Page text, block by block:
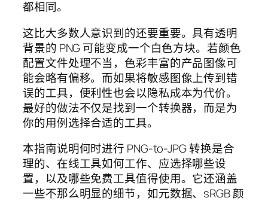
都相同。
这比大多数人意识到的还要重要。具有透明
背景的 PNG 可能变成一个白色方块。若颜色
配置文件处理不当，色彩丰富的产品图像可
能会略有偏移。而如果将敏感图像上传到错
误的工具，便利性也会以隐私成本为代价。
最好的做法不仅是找到一个转换器，而是为
你的用例选择合适的工具。
本指南说明何时进行 PNG-to-JPG 转换是合
理的、在线工具如何工作、应选择哪些设
置，以及哪些免费工具值得使用。它还涵盖
一些不那么明显的细节，如元数据、sRGB 颜